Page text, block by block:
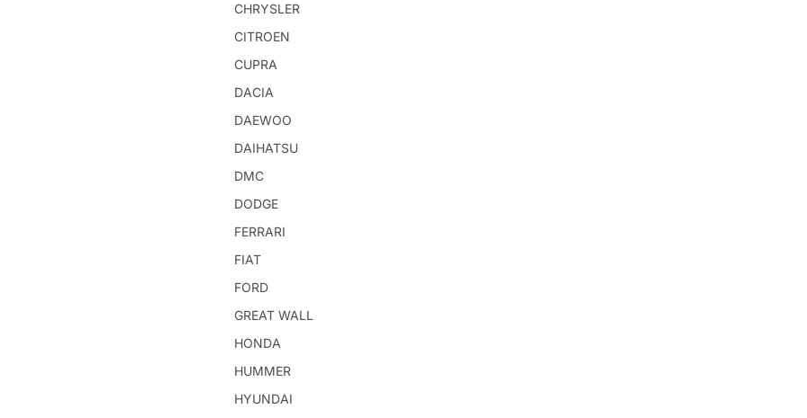
CHRYSLER
CITROEN
CUPRA
DACIA
DAEWOO
DAIHATSU
DMC
DODGE
FERRARI
FIAT
FORD
GREAT WALL
HONDA
HUMMER
HYUNDAI